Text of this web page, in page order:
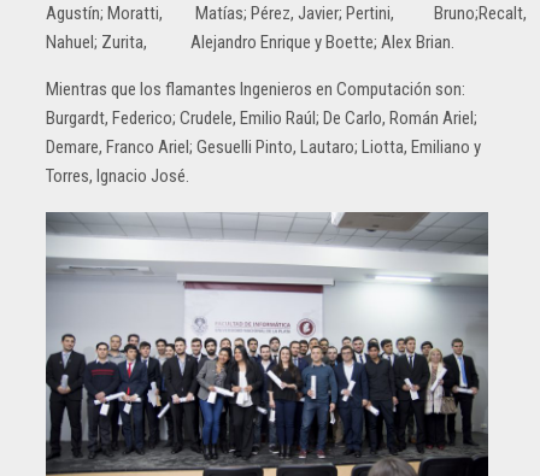
Agustín; Moratti, Matías; Pérez, Javier; Pertini,
Nahuel; Zurita, Alejandro Enrique y Boette; Alex Brian.
Mientras que los flamantes Ingenieros en Computación son:
Burgardt, Federico; Crudele, Emilio Raúl; De Carlo, Román Ariel;
Demare, Franco Ariel; Gesuelli Pinto, Lautaro; Liotta, Emiliano y
Torres, Ignacio José.